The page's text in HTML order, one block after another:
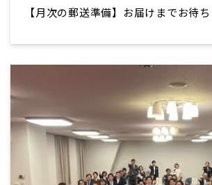
【月次の郵送準備】お届けまでお待ち